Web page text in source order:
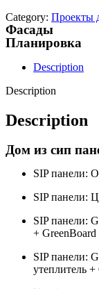
Category: Проекты
Фасады
Планировка
Description
Description
Description
Дом из сип
SIP панели:
SIP панели:
SIP панели:
+ GreenBoard
SIP панели:
утеплитель +